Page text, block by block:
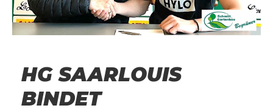
HG SAARLOUIS
BINDET